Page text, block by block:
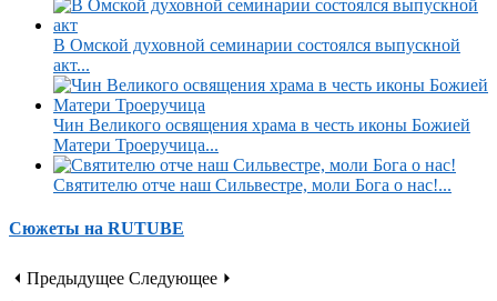
В Омской духовной семинарии состоялся выпускной
акт...
Чин Великого освящения храма в честь иконы Божией
Матери Троеручица...
Святителю отче наш Сильвестре, моли Бога о нас!...
Сюжеты на RUTUBE
⏴ Предыдущее Следующее ⏵